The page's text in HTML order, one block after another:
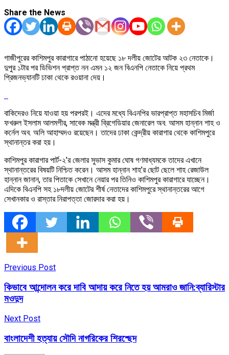
Share the News
গাজীপুরের কাশিমপুর কারাগারে পাঠানো হয়েছে ১৮ দলীয় জোটের আটক ২৩ নেতাকে।
দুপুর ১টার পর ডিভিশন প্রাপ্ত নন এমন ১২ জন বিএনপি নেতাকে নিয়ে প্রথম
প্রিজনভ্যানটি ঢাকা থেকে রওয়ানা দেয়।
বাকিদেরও নিয়ে যাওয়া হয় পরপরই। এদের মধ্যে বিএনপির ভারপ্রাপ্ত মহাসচিব মির্জা
ফখরুল ইসলাম আলমগীর, সাবেক মন্ত্রী ব্রিগেডিয়ার জেনারেল অব. আসম হান্নান শাহ ও
কর্নেল অব. অলি আহাম্মদও রয়েছেন। তাদের ঢাকা কেন্দ্রীয় কারাগার থেকে কাশিমপুরে
স্থানান্তর করা হয়।
কাশিমপুর কারাগার পার্ট-২’র জেলার সুভাস কুমার ঘোষ গণমাধ্যমকে তাদের এখানে
স্থানান্তরের বিষয়টি নিশ্চিত করেন। আসম হান্নান শাহ’র ছোট ছেলে শাহ রেজাউল
হান্নান জানান, তার পিতাকে সেখানে নেয়ার পর তিনিও কাশিমপুর কারাগারে যাচ্ছেন।
এদিকে বিএনপি সহ ১৮দলীয় জোটের শীর্ষ নেতাদের কাশিমপুরে স্থানান্তরের আগে
সেখানকার ও রাস্তার নিরাপত্তা জোরদার করা হয়।
Previous Post
কিভাবে আন্দোলন করে দাবি আদায় করে নিতে হয় আমরাও জানি:ব্যারিস্টার
মওদুদ
Next Post
বাংলাদেশী হত্যায় সৌদি নাগরিকের শিরশ্ছেদ